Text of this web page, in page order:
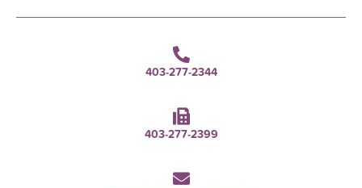
403-277-2344
403-277-2399